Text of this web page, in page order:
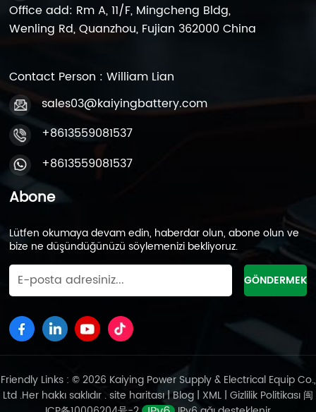
Office add: Rm A, 11/F, Mingcheng Bldg,
Wenling Rd, Quanzhou, Fujian 362000 China
Contact Person : William Lian
sales03@kaiyingbattery.com
+8613559081537
+8613559081537
Abone
Lütfen okumaya devam edin, haberdar olun, abone olun ve
bize ne düşündüğünüzü söylemenizi bekliyoruz.
Friendly Links : © 2026 Kaiying Power Supply & Electrical Equip Co.,
Ltd .Her hakkı saklıdır .site haritası|Blog | XML | Gizlilik Politikası 闽